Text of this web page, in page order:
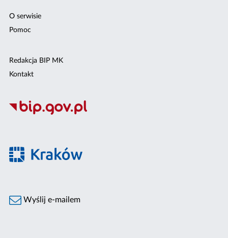
O serwisie
Pomoc
Redakcja BIP MK
Kontakt
Wyślij e-mailem